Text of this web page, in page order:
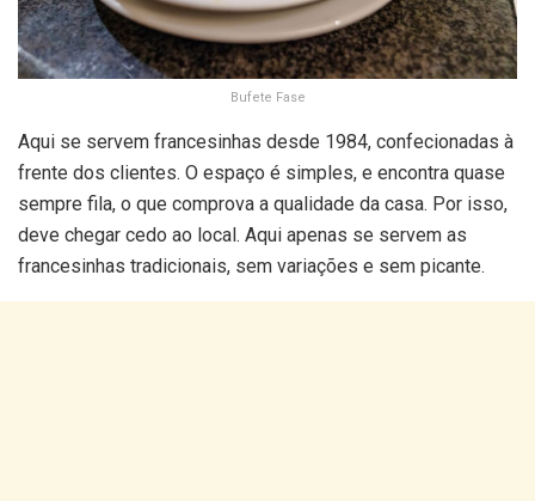
Bufete Fase
Aqui se servem francesinhas desde 1984, confecionadas à
frente dos clientes. O espaço é simples, e encontra quase
sempre fila, o que comprova a qualidade da casa. Por isso,
deve chegar cedo ao local. Aqui apenas se servem as
francesinhas tradicionais, sem variações e sem picante.